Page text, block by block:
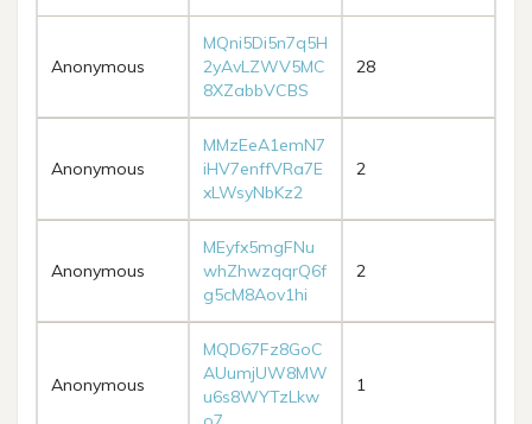
Anonymous
MQni5Di5n7q5H
2yAvLZWV5MC
8XZabbVCBS
28
Anonymous
MMzEeA1emN7
iHV7enffVRa7E
xLWsyNbKz2
2
Anonymous
MEyfx5mgFNu
whZhwzqqrQ6f
g5cM8Aov1hi
2
Anonymous
MQD67Fz8GoC
AUumjUW8MW
u6s8WYTzLkw
1